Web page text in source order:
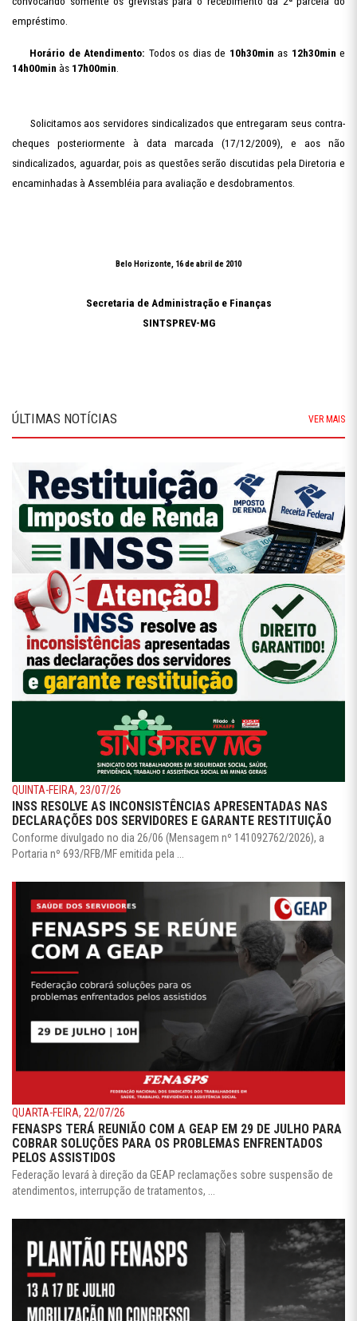
empréstimo.
Horário de Atendimento: Todos os dias de 10h30min as 12h30min e
14h00min às 17h00min.
Solicitamos aos servidores sindicalizados que entregaram seus contra-
cheques posteriormente à data marcada (17/12/2009), e aos não
sindicalizados, aguardar, pois as questões serão discutidas pela Diretoria e
encaminhadas à Assembléia para avaliação e desdobramentos.
Belo Horizonte, 16 de abril de 2010
Secretaria de Administração e Finanças
SINTSPREV-MG
ÚLTIMAS NOTÍCIAS VER MAIS
QUINTA-FEIRA, 23/07/26
INSS RESOLVE AS INCONSISTÊNCIAS APRESENTADAS NAS
DECLARAÇÕES DOS SERVIDORES E GARANTE RESTITUIÇÃO
Conforme divulgado no dia 26/06 (Mensagem nº 141092762/2026), a
Portaria nº 693/RFB/MF emitida pela ...
QUARTA-FEIRA, 22/07/26
FENASPS TERÁ REUNIÃO COM A GEAP EM 29 DE JULHO PARA
COBRAR SOLUÇÕES PARA OS PROBLEMAS ENFRENTADOS
PELOS ASSISTIDOS
Federação levará à direção da GEAP reclamações sobre suspensão de
atendimentos, interrupção de tratamentos, ...